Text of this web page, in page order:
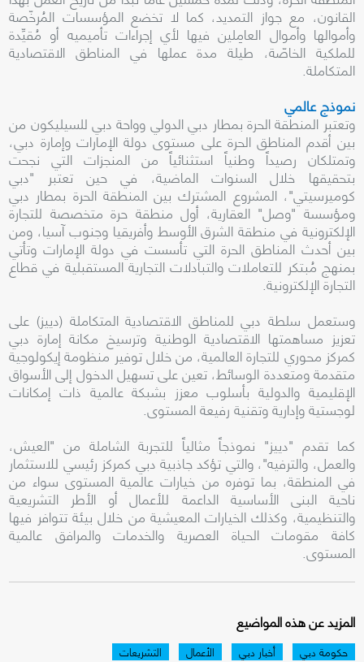
القانون، مع جواز التمديد، كما لا تخضع المؤسسات المُرخّصة
وأموالها وأموال العامِلين فيها لأي إجراءات تأميميه أو مُقيِّدة
للملكية الخاصّة، طيلة مدة عملها في المناطق الاقتصادية
المتكاملة.
نموذج عالمي
وتعتبر المنطقة الحرة بمطار دبي الدولي وواحة دبي للسيليكون من
بين أقدم المناطق الحرة على مستوى دولة الإمارات وإمارة دبي،
وتمتلكان رصيداً وطنياً استثنائياً من المنجزات التي نجحت
بتحقيقها خلال السنوات الماضية، في حين تعتبر "دبي
كوميرسيتي"، المشروع المشترك بين المنطقة الحرة بمطار دبي
ومؤسسة "وصل" العقارية، أول منطقة حرة متخصصة للتجارة
الإلكترونية في منطقة الشرق الأوسط وأفريقيا وجنوب آسيا، ومن
بين أحدث المناطق الحرة التي تأسست في دولة الإمارات وتأتي
بمنهج مُبتكر للتعاملات والتبادلات التجارية المستقبلية في قطاع
التجارة الإلكترونية.
وستعمل سلطة دبي للمناطق الاقتصادية المتكاملة (دييز) على
تعزيز مساهمتها الاقتصادية الوطنية وترسيخ مكانة إمارة دبي
كمركز محوري للتجارة العالمية، من خلال توفير منظومة إيكولوجية
متقدمة ومتعددة الوسائط، تعين على تسهيل الدخول إلى الأسواق
الإقليمية والدولية بأسلوب معزز بشبكة عالمية ذات إمكانات
لوجستية وإدارية وتقنية رفيعة المستوى.
كما تقدم "دييز" نموذجاً مثالياً للتجربة الشاملة من "العيش،
والعمل، والترفيه"، والتي تؤكد جاذبية دبي كمركز رئيسي للاستثمار
في المنطقة، بما توفره من خيارات عالمية المستوى سواء من
ناحية البنى الأساسية الداعمة للأعمال أو الأطر التشريعية
والتنظيمية، وكذلك الخيارات المعيشية من خلال بيئة تتوافر فيها
كافة مقومات الحياة العصرية والخدمات والمرافق عالمية
المستوى.
المزيد عن هذه المواضيع
حكومة دبي أخبار دبي الأعمال التشريعات